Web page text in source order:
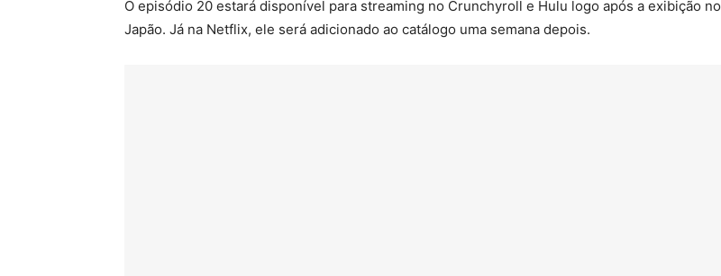
O episódio 20 estará disponível para streaming no Crunchyroll e Hulu logo após a exibição no
Japão. Já na Netflix, ele será adicionado ao catálogo uma semana depois.